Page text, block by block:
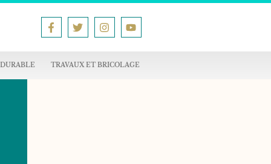
TRAVAUX ET BRICOLAGE